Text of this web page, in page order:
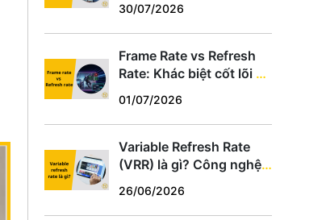
hợp
30/07/2026
Frame Rate vs Refresh
Rate: Khác biệt cốt lõi và
hợp
01/07/2026
Variable Refresh Rate
(VRR) là gì? Công nghệ
thủ PC, PS5, Xbox
26/06/2026